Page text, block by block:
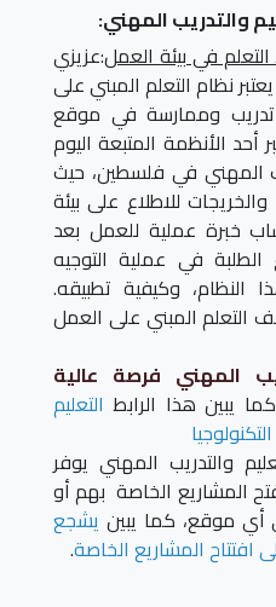
والتدريب المهني:
في بيئة العمل:عزيزي
نظام التعلم المبني على
وممارسة في موقع
أحد الأنظمة المتبعة اليوم
المهني في فلسطين، حيث
للاطلاع على بيئة
خبرة عملية للعمل بعد
في عملية التوجيه
النظام، وكيفية تطبيقه.
التعلم المبني على العمل
المهني فرصة عالية
يبين هذا الرابط التعليم
والتدريب المهني يوفر
المشاريع الخاصة بهم أو
موقع، كما يبين يشجع
افتتاح المشاريع الخاصة.